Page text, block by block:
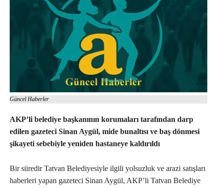
Güncel Haberler
AKP’li belediye başkanının korumaları tarafından darp
edilen gazeteci Sinan Aygül, mide bunaltısı ve baş dönmesi
şikayeti sebebiyle yeniden hastaneye kaldırıldı
Bir süredir Tatvan Belediyesiyle ilgili yolsuzluk ve arazi satışları
haberleri yapan gazeteci Sinan Aygül, AKP’li Tatvan Belediye